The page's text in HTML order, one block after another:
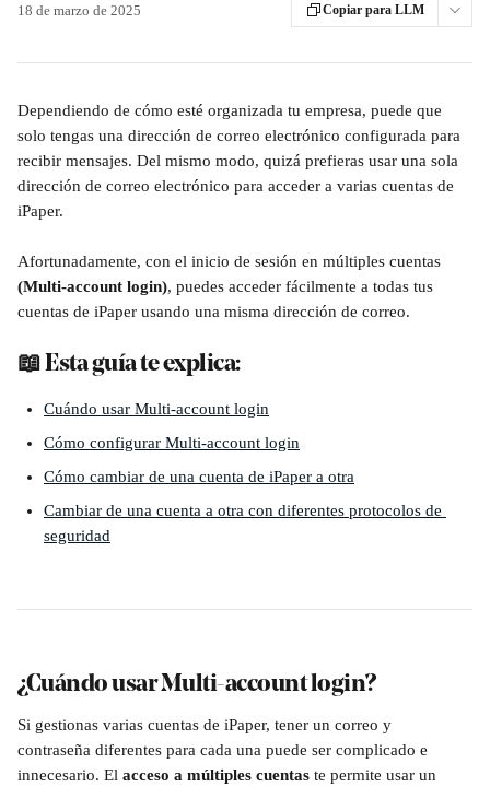
18 de marzo de 2025 Copiar para LLM
Dependiendo de cómo esté organizada tu empresa, puede que
solo tengas una dirección de correo electrónico configurada para
recibir mensajes. Del mismo modo, quizá prefieras usar una sola
dirección de correo electrónico para acceder a varias cuentas de
iPaper.
Afortunadamente, con el inicio de sesión en múltiples cuentas
(Multi-account login), puedes acceder fácilmente a todas tus
cuentas de iPaper usando una misma dirección de correo.
📖 Esta guía te explica:
Cuándo usar Multi-account login
Cómo configurar Multi-account login
Cómo cambiar de una cuenta de iPaper a otra
Cambiar de una cuenta a otra con diferentes protocolos de
seguridad
¿Cuándo usar Multi-account login?
Si gestionas varias cuentas de iPaper, tener un correo y
contraseña diferentes para cada una puede ser complicado e
innecesario. El acceso a múltiples cuentas te permite usar un